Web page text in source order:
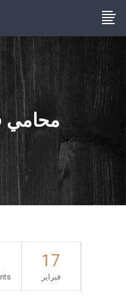
محامي
17
فبراير